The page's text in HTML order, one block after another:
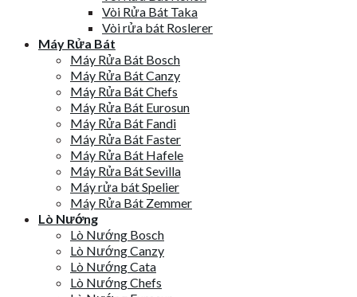
Vòi Rửa Bát Taka
Vòi rửa bát Roslerer
Máy Rửa Bát
Máy Rửa Bát Bosch
Máy Rửa Bát Canzy
Máy Rửa Bát Chefs
Máy Rửa Bát Eurosun
Máy Rửa Bát Fandi
Máy Rửa Bát Faster
Máy Rửa Bát Hafele
Máy Rửa Bát Sevilla
Máy rửa bát Spelier
Máy Rửa Bát Zemmer
Lò Nướng
Lò Nướng Bosch
Lò Nướng Canzy
Lò Nướng Cata
Lò Nướng Chefs